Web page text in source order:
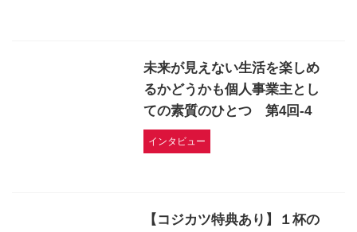
未来が見えない生活を楽しめ
るかどうかも個人事業主とし
ての素質のひとつ 第4回-4
インタビュー
【コジカツ特典あり】１杯の